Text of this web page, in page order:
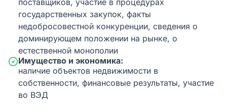
поставщиков, участие в процедурах
государственных закупок, факты
недобросовестной конкуренции, сведения о
доминирующем положении на рынке, о
естественной монополии
Имущество и экономика:
наличие объектов недвижимости в
собственности, финансовые результаты, участие
во ВЭД